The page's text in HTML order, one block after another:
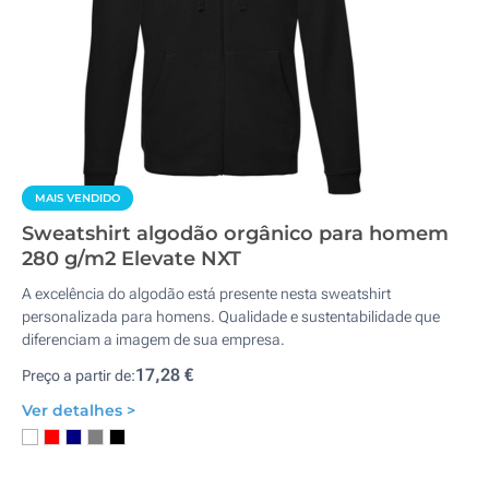
MAIS VENDIDO
Sweatshirt algodão orgânico para homem
280 g/m2 Elevate NXT
A excelência do algodão está presente nesta sweatshirt
personalizada para homens. Qualidade e sustentabilidade que
diferenciam a imagem de sua empresa.
Preço a partir de:17,28 €
Ver detalhes >